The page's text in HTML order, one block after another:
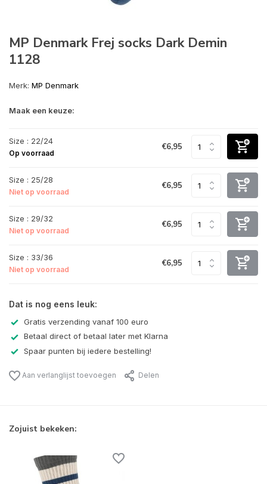
MP Denmark Frej socks Dark Demin
1128
Merk: MP Denmark
Maak een keuze:
Size : 22/24
Op voorraad
€6,95
Size : 25/28
Niet op voorraad
€6,95
Size : 29/32
Niet op voorraad
€6,95
Size : 33/36
Niet op voorraad
€6,95
Dat is nog eens leuk:
Gratis verzending vanaf 100 euro
Betaal direct of betaal later met Klarna
Spaar punten bij iedere bestelling!
Aan verlanglijst toevoegen Delen
Zojuist bekeken: